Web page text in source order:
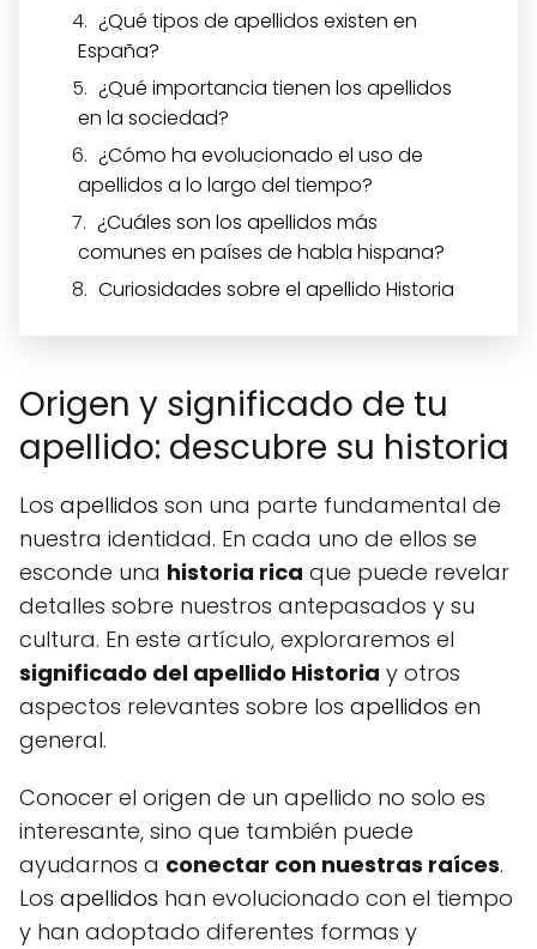
¿Qué tipos de apellidos existen en
España?
¿Qué importancia tienen los apellidos
en la sociedad?
¿Cómo ha evolucionado el uso de
apellidos a lo largo del tiempo?
¿Cuáles son los apellidos más
comunes en países de habla hispana?
Curiosidades sobre el apellido Historia
Origen y significado de tu
apellido: descubre su historia
Los apellidos son una parte fundamental de
nuestra identidad. En cada uno de ellos se
esconde una historia rica que puede revelar
detalles sobre nuestros antepasados y su
cultura. En este artículo, exploraremos el
significado del apellido Historia y otros
aspectos relevantes sobre los apellidos en
general.
Conocer el origen de un apellido no solo es
interesante, sino que también puede
ayudarnos a conectar con nuestras raíces.
Los apellidos han evolucionado con el tiempo
y han adoptado diferentes formas y